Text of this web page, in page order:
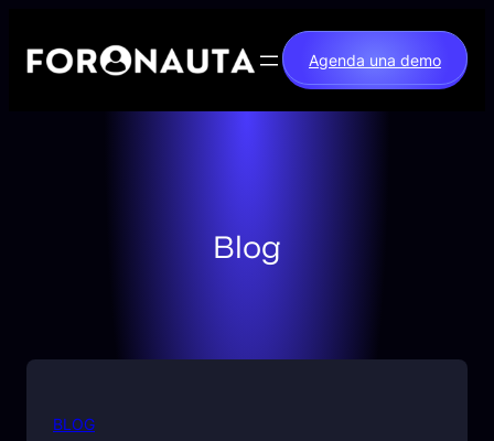
contenido
Agenda una demo
Blog
BLOG